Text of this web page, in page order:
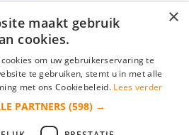
×
maakt gebruik
cookies.
om uw gebruikerservaring te
te gebruiken, stemt u in met alle
met ons Cookiebeleid. Lees verder
PARTNERS (598) →